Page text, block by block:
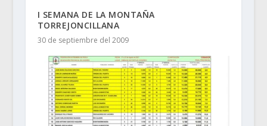
I SEMANA DE LA MONTAÑA
TORREJONCILLANA
30 de septiembre del 2009